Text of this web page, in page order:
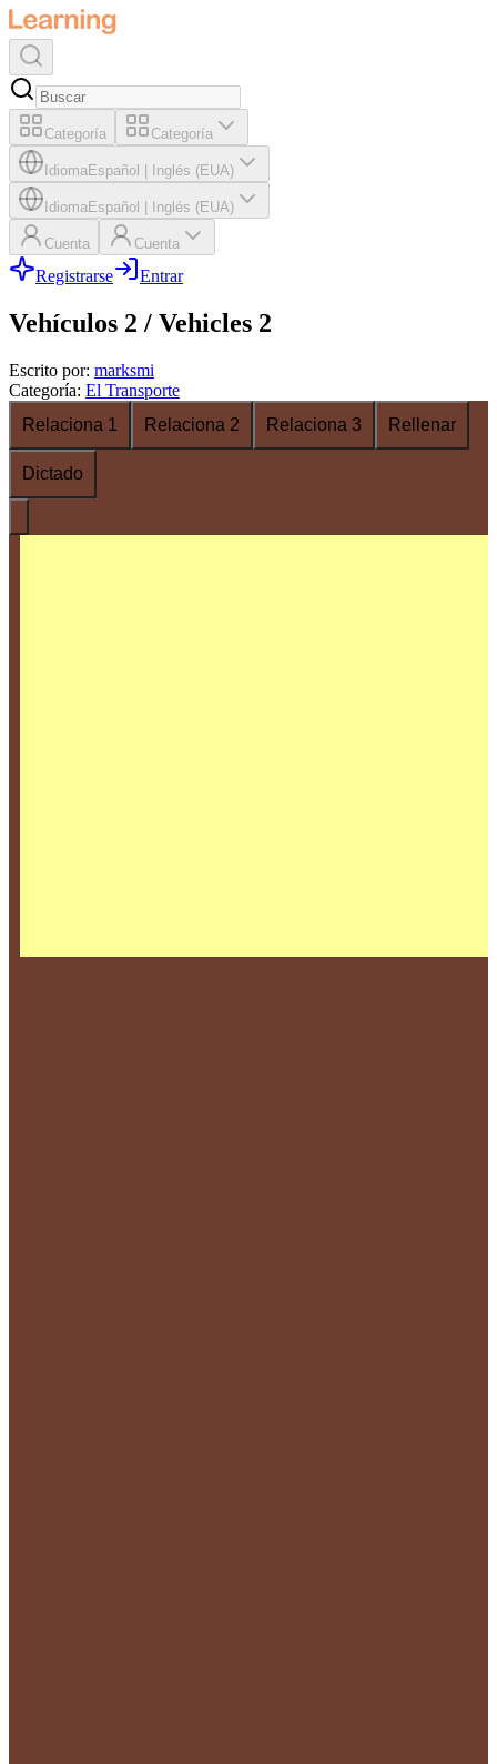
Categoría Categoría
IdiomaEspañol Inglés (EUA)
IdiomaEspañol Inglés (EUA)
Cuenta Cuenta
Registrarse Entrar
Vehículos 2 / Vehicles 2
Escrito por: marksmi
Categoría: El Transporte
Relaciona 1
Relaciona 2 Relaciona 3 Rellenar
Dictado